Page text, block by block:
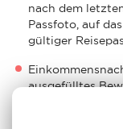
nach dem
Passfoto, auf
gültiger
ausgefülltes